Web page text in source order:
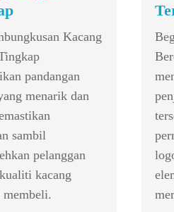
Kacang
pandangan
menarik dan
sambil
pelanggan
kacang
membeli.